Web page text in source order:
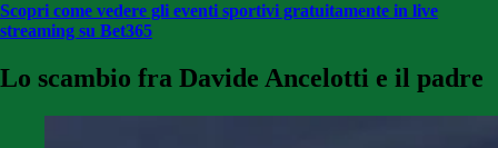
Scopri come vedere gli eventi sportivi gratuitamente in live
streaming su Bet365
Lo scambio fra Davide Ancelotti e il padre